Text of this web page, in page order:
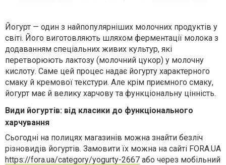
Йогурт — один з найпопулярніших молочних продуктів у
світі. Його виготовляють шляхом ферментації молока з
додаванням спеціальних живих культур, які
перетворюють лактозу (молочний цукор) у молочну
кислоту. Саме цей процес надає йогурту характерного
смаку й кремової текстури. Але крім приємного смаку,
йогурт має й велику харчову та функціональну цінність.
Види йогуртів: від класики до функціонального
харчування
Сьогодні на полицях магазинів можна знайти безліч
різновидів йогуртів. Замовити їх можна на сайті FORA.UA
https://fora.ua/category/yogurty-2667 або через мобільний